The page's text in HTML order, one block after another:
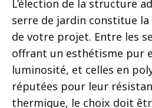
L’élection de la structure
serre de jardin constitue
de votre projet. Entre les
offrant un esthétisme pur
luminosité, et celles en
réputées pour leur
thermique, le choix doit